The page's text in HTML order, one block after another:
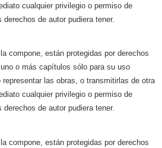
cualquier privilegio o permiso de
de autor pudiera tener.
compone, están protegidas por derechos
o más capítulos sólo para su uso
las obras, o transmitirlas de otra
cualquier privilegio o permiso de
de autor pudiera tener.
compone, están protegidas por derechos